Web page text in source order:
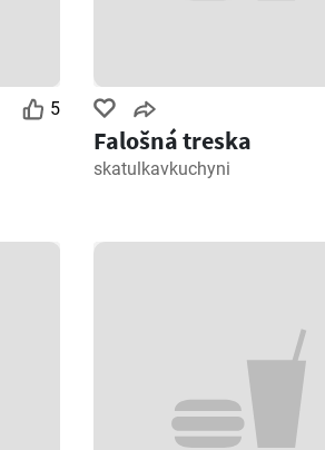
5
Falošná treska
skatulkavkuchyni